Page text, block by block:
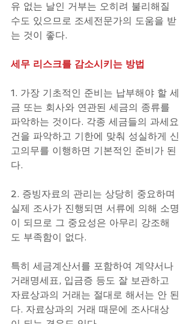
유 없는 날인 거부는 오히려 불리해질
수도 있으므로 조세전문가의 도움을 받
는 것이 좋다.
세무 리스크를 감소시키는 방법
1. 가장 기초적인 준비는 납부해야 할 세
금 또는 회사와 연관된 세금의 종류를
파악하는 것이다. 각종 세금들의 과세요
건을 파악하고 기한에 맞춰 성실하게 신
고의무를 이행하면 기본적인 준비가 된
다.
2. 증빙자료의 관리는 상당히 중요하며
실제 조사가 진행되면 서류에 의해 소명
이 되므로 그 중요성은 아무리 강조해
도 부족함이 없다.
특히 세금계산서를 포함하여 계약서나
거래명세표, 입금증 등도 잘 보관하고
자료상과의 거래는 절대로 해서는 안 된
다. 자료상과의 거래 때문에 조사대상